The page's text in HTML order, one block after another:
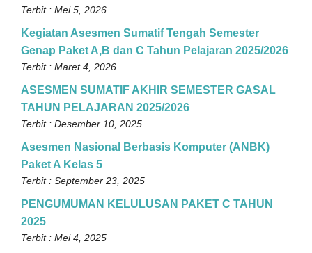
Terbit : Mei 5, 2026
Kegiatan Asesmen Sumatif Tengah Semester
Genap Paket A,B dan C Tahun Pelajaran 2025/2026
Terbit : Maret 4, 2026
ASESMEN SUMATIF AKHIR SEMESTER GASAL
TAHUN PELAJARAN 2025/2026
Terbit : Desember 10, 2025
Asesmen Nasional Berbasis Komputer (ANBK)
Paket A Kelas 5
Terbit : September 23, 2025
PENGUMUMAN KELULUSAN PAKET C TAHUN
2025
Terbit : Mei 4, 2025